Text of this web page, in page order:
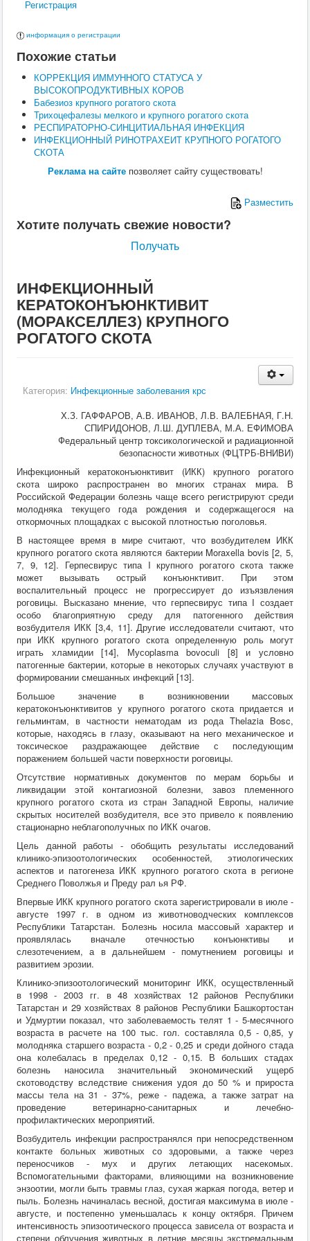
Поведение
Кошки
Ветеринария
Хирургия
Терапия
Заразные заболевания
Инфекционные заболевания
Инвазионные заболевания
Кормление
Поведение
Воспроизводство
Птицы
Рыбы
Прочие
Кролики
Ветеринария
Кормление
Пушные звери
Пчелы
По животным
Мрс
Лошадей
Свиньи
Кошки
Птицы
Рыбы
Кролики
Пушные
Пчелы
Экзотические животные
Заразные заболевания
Инвазионные болезни
Инфекционные заболевания
Терапия
Гинекология
Диагностика
Хирургия
ВСЭ
Лекарственные препараты
Токсикология
Зоогигиена
Патанатомия
Интересное
Кормление
Регистрация
информация о регистрации
Похожие статьи
КОРРЕКЦИЯ ИММУННОГО СТАТУСА У
ВЫСОКОПРОДУКТИВНЫХ КОРОВ
Бабезиоз крупного рогатого скота
Трихоцефалезы мелкого и крупного рогатого скота
РЕСПИРАТОРНО-СИНЦИТИАЛЬНАЯ ИНФЕКЦИЯ
ИНФЕКЦИОННЫЙ РИНОТРАХЕИТ КРУПНОГО РОГАТОГО
СКОТА
Реклама на сайтепозволяет сайту существовать!
Разместить
Хотите получать свежие новости?
Получать
ИНФЕКЦИОННЫЙ
КЕРАТОКОНЪЮНКТИВИТ
(МОРАКСЕЛЛЕЗ) КРУПНОГО
РОГАТОГО СКОТА
Категория: Инфекционные заболевания крс
Х.З. ГАФФАРОВ, А.В. ИВАНОВ, Л.В. ВАЛЕБНАЯ, Г.Н.
СПИРИДОНОВ, Л.Ш. ДУПЛЕВА, М.А. ЕФИМОВА
Федеральный центр токсикологической и радиационной
безопасности животных (ФЦТРБ-ВНИВИ)
Инфекционный кератоконъюнктивит (ИКК) крупного рогатого
скота широко распространен во многих странах мира. В
Российской Федерации болезнь чаще всего регистрируют среди
молодняка текущего года рождения и содержащегося на
откормочных площадках с высокой плотностью поголовья.
В настоящее время в мире считают, что возбудителем ИКК
крупного рогатого скота являются бактерии Moraxella bovis [2, 5,
7, 9, 12]. Герпесвирус типа I крупного рогатого скота также
может вызывать острый конъюнктивит. При этом
воспалительный процесс не прогрессирует до изъязвления
роговицы. Высказано мнение, что герпесвирус типа I создает
особо благоприятную среду для патогенного действия
возбудителя ИКК [3,4, 11]. Другие исследователи считают, что
при ИКК крупного рогатого скота определенную роль могут
играть хламидии [14], Мусоplasma bovoculi [8] и условно
патогенные бактерии, которые в некоторых случаях участвуют в
формировании смешанных инфекций [13].
Большое значение в возникновении массовых
кератоконъюнктивитов у крупного рогатого скота придается и
гельминтам, в частности нематодам из рода Thelazia Bosc,
которые, находясь в глазу, оказывают на него механическое и
токсическое раздражающее действие с последующим
поражением большей части поверхности роговицы.
Отсутствие нормативных документов по мерам борьбы и
ликвидации этой контагиозной болезни, завоз племенного
крупного рогатого скота из стран Западной Европы, наличие
скрытых носителей возбудителя, все это привело к появлению
стационарно неблагополучных по ИКК очагов.
Цель данной работы - обобщить результаты исследований
клинико-эпизоотологических особенностей, этиологических
аспектов и патогенеза ИКК крупного рогатого скота в регионе
Среднего Поволжья и Преду рал ья РФ.
Впервые ИКК крупного рогатого скота зарегистрировали в июле -
августе 1997 г. в одном из животноводческих комплексов
Республики Татарстан. Болезнь носила массовый характер и
проявлялась вначале отечностью конъюнктивы и
слезотечением, а в дальнейшем - помутнением роговицы и
развитием эрозии.
Клинико-эпизоотологический мониторинг ИКК, осуществленный
в 1998 - 2003 гг. в 48 хозяйствах 12 районов Республики
Татарстан и 29 хозяйствах 8 районов Республики Башкортостан
и Удмуртии показал, что заболеваемость телят 1 - 5-месячного
возраста в расчете на 100 тыс. гол. составляла 0,5 - 0,85, у
молодняка старшего возраста - 0,2 - 0,25 и среди дойного стада
она колебалась в пределах 0,12 - 0,15. В больших стадах
болезнь наносила значительный экономический ущерб
скотоводству вследствие снижения удоя до 50 % и прироста
массы тела на 31 - 37%, реже - падежа, а также затрат на
проведение ветеринарно-санитарных и лечебно-
профилактических мероприятий.
Возбудитель инфекции распространялся при непосредственном
контакте больных животных со здоровыми, а также через
переносчиков - мух и других летающих насекомых.
Вспомогательными факторами, влияющими на возникновение
энзоотии, могли быть травмы глаз, сухая жаркая погода, ветер и
пыль. Болезнь начиналась весной, достигая максимума в июле -
августе, и постепенно уменьшалась к концу октября. Причем
интенсивность эпизоотического процесса зависела от возраста и
степени облучения животных в летние месяцы экстремальным